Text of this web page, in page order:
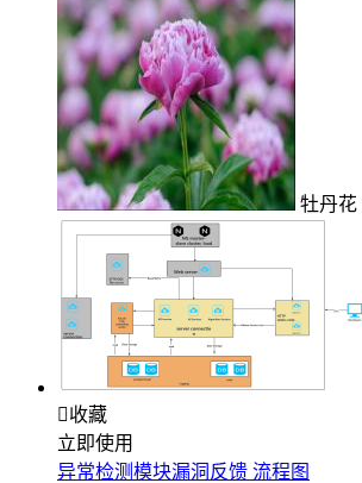
牡丹花
收藏
立即使用
异常检测模块漏洞反馈 流程图